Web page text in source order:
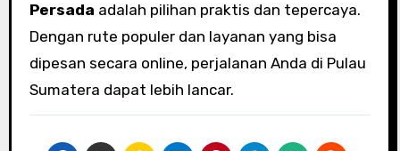
Persada adalah pilihan praktis dan tepercaya.
Dengan rute populer dan layanan yang bisa
dipesan secara online, perjalanan Anda di Pulau
Sumatera dapat lebih lancar.